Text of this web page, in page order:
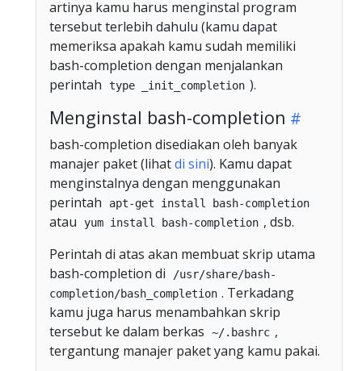
artinya kamu harus menginstal program
tersebut terlebih dahulu (kamu dapat
memeriksa apakah kamu sudah memiliki
bash-completion dengan menjalankan
perintah
type _init_completion ).
Menginstal bash-completion
bash-completion disediakan oleh banyak
manajer paket (lihatdi sini). Kamu dapat
menginstalnya dengan menggunakan
perintah
apt-get install bash-completion
atau yum install bash-completion , dsb.
Perintah di atas akan membuat skrip utama
bash-completion di
/usr/share/bash-
completion/bash_completion . Terkadang
kamu juga harus menambahkan skrip
tersebut ke dalam berkas
~/.bashrc ,
tergantung manajer paket yang kamu pakai.